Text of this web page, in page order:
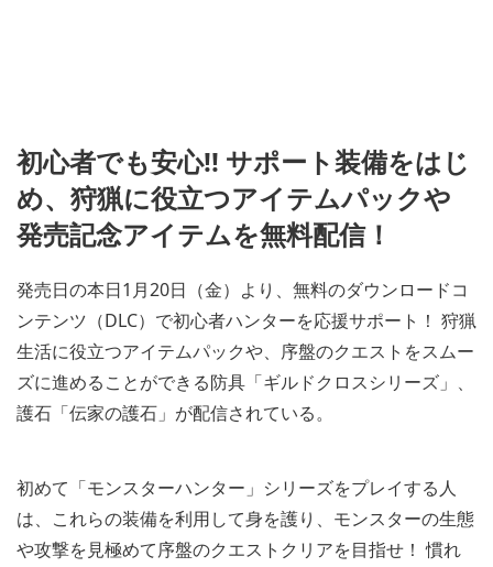
初心者でも安心!! サポート装備をはじ
め、狩猟に役立つアイテムパックや
発売記念アイテムを無料配信！
発売日の本日1月20日（金）より、無料のダウンロードコ
ンテンツ（DLC）で初心者ハンターを応援サポート！ 狩猟
生活に役立つアイテムパックや、序盤のクエストをスムー
ズに進めることができる防具「ギルドクロスシリーズ」、
護石「伝家の護石」が配信されている。
初めて「モンスターハンター」シリーズをプレイする人
は、これらの装備を利用して身を護り、モンスターの生態
や攻撃を見極めて序盤のクエストクリアを目指せ！ 慣れ